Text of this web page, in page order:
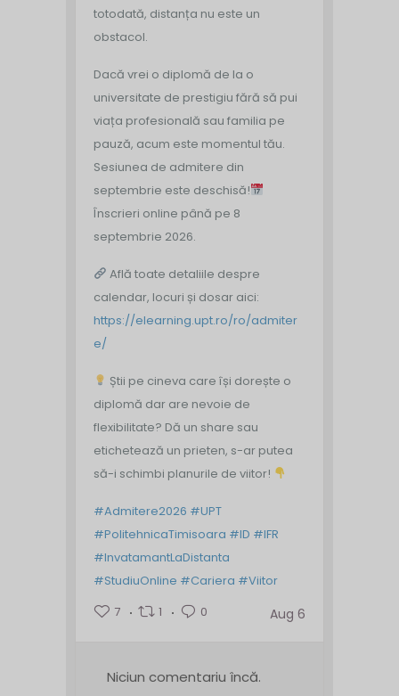
totodată, distanța nu este un
obstacol.
Dacă vrei o diplomă de la o
universitate de prestigiu fără să pui
viața profesională sau familia pe
pauză, acum este momentul tău.
Sesiunea de admitere din
septembrie este deschisă!
Înscrieri online până pe 8
septembrie 2026.
Află toate detaliile despre
calendar, locuri și dosar aici:
https://elearning.upt.ro/ro/admiter
e/
Știi pe cineva care își dorește o
diplomă dar are nevoie de
flexibilitate? Dă un share sau
etichetează un prieten, s-ar putea
să-i schimbi planurile de viitor!
#Admitere2026 #UPT
#PolitehnicaTimisoara #ID #IFR
#InvatamantLaDistanta
#StudiuOnline #Cariera #Viitor
7
1 0 Aug 6
Niciun comentariu încă.